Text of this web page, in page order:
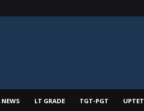
LT GRADE TGT-PGT UPTET